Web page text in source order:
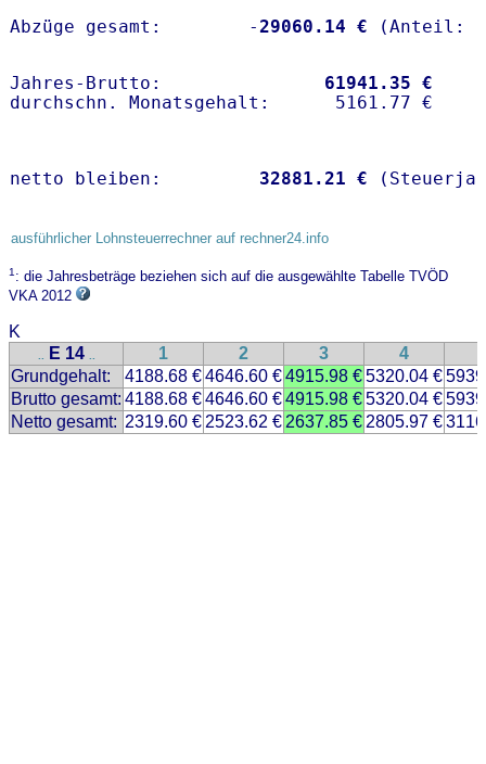
Abzüge gesamt:        -29060.14 €
Jahres-Brutto: 61941.35 €
netto bleiben: 32881.21 €
ausführlicher Lohnsteuerrechner auf rechner24.info
1: die Jahresbeträge beziehen sich auf die ausgewählte Tabelle TVÖD
VKA 2012
K
.. E 14 .. 1 2 3 4
Grundgehalt:
4188.68 €4646.60 €4915.98 €5320.04 €
Brutto gesamt: 4188.68 €4646.60 €4915.98 €5320.04 €
Netto gesamt: 2319.60 € 2523.62 € 2637.85 € 2805.97 €